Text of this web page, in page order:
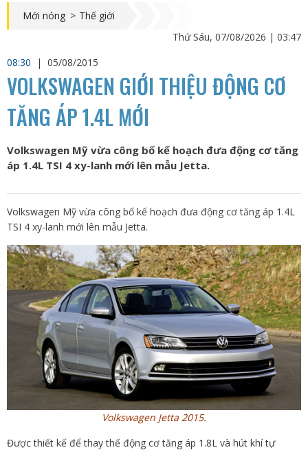
Mới nóng > Thế giới
Thứ Sáu, 07/08/2026 | 03:47
08:30
| 05/08/2015
VOLKSWAGEN GIỚI THIỆU ĐỘNG CƠ
TĂNG ÁP 1.4L MỚI
Volkswagen Mỹ vừa công bố kế hoạch đưa động cơ tăng
áp 1.4L TSI 4 xy-lanh mới lên mẫu Jetta.
Volkswagen Mỹ vừa công bố kế hoạch đưa động cơ tăng áp 1.4L
TSI 4 xy-lanh mới lên mẫu Jetta.
Volkswagen Jetta 2015.
Được thiết kế để thay thế động cơ tăng áp 1.8L và hút khí tự